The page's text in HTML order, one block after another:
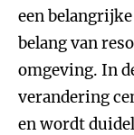
een
belang van
omgeving. In
verandering
en wordt